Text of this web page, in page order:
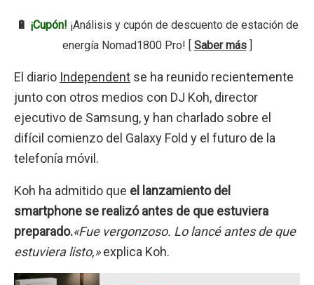
🔋 ¡Cupón! ¡Análisis y cupón de descuento de estación de
energía Nomad1800 Pro! [ Saber más]
El diario Independent se ha reunido recientemente
junto con otros medios con DJ Koh, director
ejecutivo de Samsung, y han charlado sobre el
difícil comienzo del Galaxy Fold y el futuro de la
telefonía móvil.
Koh ha admitido que el lanzamiento del
smartphone se realizó antes de que estuviera
preparado.«Fue vergonzoso. Lo lancé antes de que
estuviera listo,»explica Koh.